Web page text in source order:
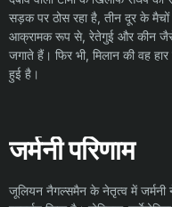
सड़क पर ठोस रहा है, तीन दूर के मैचों
आक्रामक रूप से, रेतेगुई और कीन जैसे
जगाते हैं। फिर भी, मिलान की वह
हुई है।
जर्मनी परिणाम
जूलियन नैगल्समैन के नेतृत्व में